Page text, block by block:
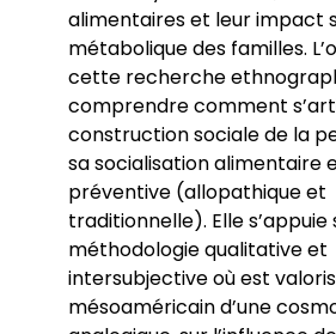
alimentaires et leur impact
métabolique des familles.
cette recherche
comprendre comment
construction sociale de la
sa socialisation alimentaire
préventive (allopathique et
traditionnelle). Elle s’appuie
méthodologie qualitative et
intersubjective où est
mésoaméricain d’une